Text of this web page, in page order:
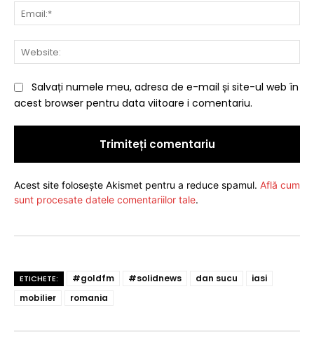
Salvați numele meu, adresa de e-mail și site-ul web în
acest browser pentru data viitoare i comentariu.
Acest site folosește Akismet pentru a reduce spamul. Află cum
sunt procesate datele comentariilor tale.
ETICHETE: #goldfm #solidnews dan sucu
iasi
mobilier
romania